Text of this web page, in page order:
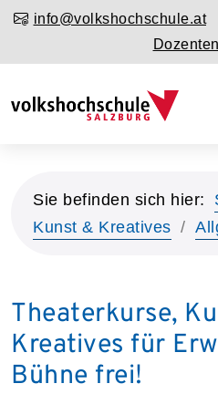
info@volkshochschule.at
Dozenten
Sie befinden sich hier:
Kunst & Kreatives
Theaterkurse,
Kreatives für
Bühne frei!